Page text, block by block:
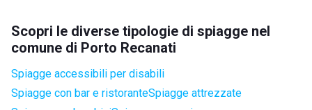
Scopri le diverse tipologie di spiagge nel
comune di Porto Recanati
Spiagge accessibili per disabili
Spiagge con bar e ristoranteSpiagge attrezzate